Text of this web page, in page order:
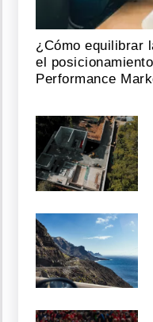
¿Cómo equilibrar
el
Performance